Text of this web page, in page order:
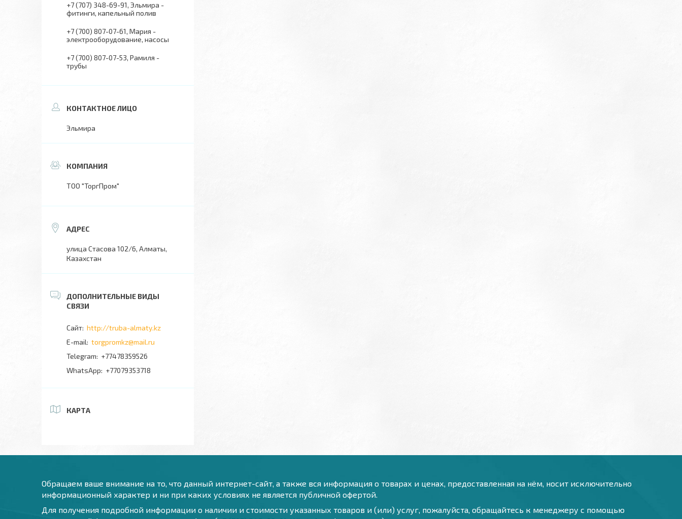
+7 (707) 348-69-91 Эльмира -
фитинги, капельный полив
+7 (700) 807-07-61 Мария -
электрооборудование, насосы
+7 (700) 807-07-53 Рамиля -
трубы
Эльмира
ТОО "ТоргПром"
улица Стасова 102/6, Алматы,
Казахстан
http://truba-almaty.kz
torgpromkz@mail.ru
+77478359526
+77079353718
КАРТА
Обращаем ваше внимание на то, что данный интернет-сайт, а также вся информация о товарах и ценах, предоставленная на нём, носит исключительно
информационный характер и ни при каких условиях не является публичной офертой.
Для получения подробной информации о наличии и стоимости указанных товаров и (или) услуг, пожалуйста, обращайтесь к менеджеру с помощью